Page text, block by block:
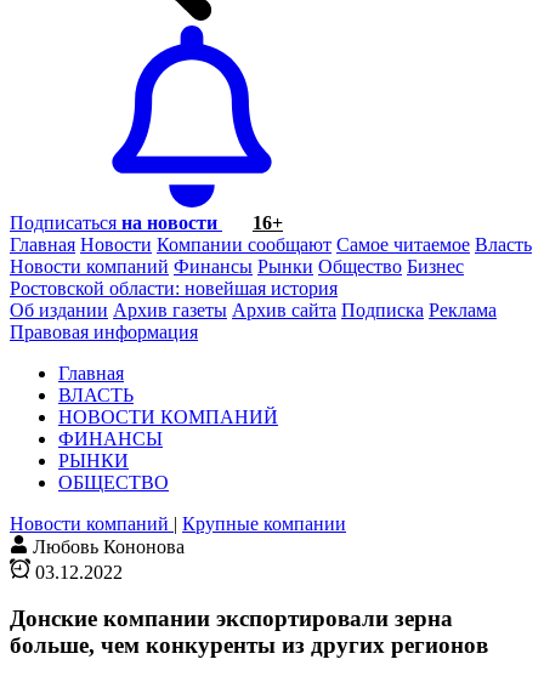
Подписаться на новости
16+
Главная Новости Компании сообщают Самое читаемое Власть
Новости компаний Финансы Рынки Общество Бизнес
Ростовской области: новейшая история
Об издании Архив газеты Архив сайта Подписка Реклама
Правовая информация
Главная
ВЛАСТЬ
НОВОСТИ КОМПАНИЙ
ФИНАНСЫ
РЫНКИ
ОБЩЕСТВО
Новости компаний | Крупные компании
Любовь Кононова
03.12.2022
Донские компании экспортировали зерна
больше, чем конкуренты из других регионов